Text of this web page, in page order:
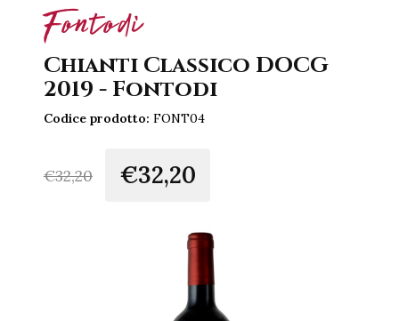
Fontodi
Chianti Classico DOCG
2019 - Fontodi
Codice prodotto: FONT04
€32,20 €32,20